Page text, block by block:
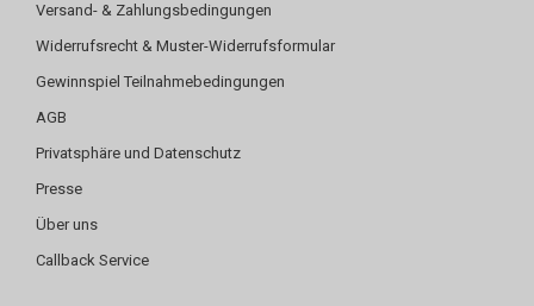
Versand- & Zahlungsbedingungen
Widerrufsrecht & Muster-Widerrufsformular
Gewinnspiel Teilnahmebedingungen
AGB
Privatsphäre und Datenschutz
Presse
Über uns
Callback Service